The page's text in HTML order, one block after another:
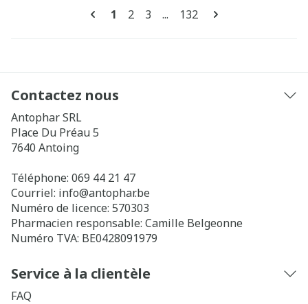
Pages
Vous lisez actuellement la page
1 Page
2 Page
3 ... Page
132
Contactez nous
Antophar SRL
Place Du Préau 5
7640 Antoing
Téléphone: 069 44 21 47
Courriel: info@antophar.be
Numéro de licence: 570303
Pharmacien responsable: Camille Belgeonne
Numéro TVA: BE0428091979
Service à la clientèle
FAQ